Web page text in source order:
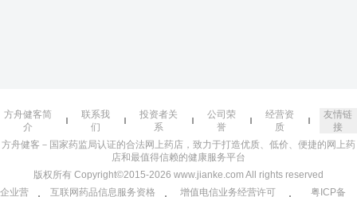
方舟健客简
介
联系我
们
投资者关
系
公司荣
誉
经营资
质
友情链
接
方舟健客－国家药监局认证的合法网上药店，致力于打造优质、低价、便捷的网上药
店和最值得信赖的健康服务平台
版权所有 Copyright©2015-2026 www.jianke.com All rights reserved
企业营
互联网药品信息服务资格 增值电信业务经营许可 粤ICP备